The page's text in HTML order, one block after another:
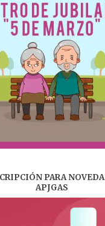
PARA
APJGAS